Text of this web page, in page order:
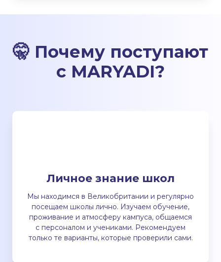
🤫 Почему поступают
с MARYADI?
Личное знание школ
Мы находимся в Великобритании и регулярно
посещаем школы лично. Изучаем обучение,
проживание и атмосферу кампуса, общаемся
с персоналом и учениками. Рекомендуем
только те варианты, которые проверили сами.